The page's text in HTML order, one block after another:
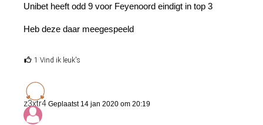
Unibet heeft odd 9 voor Feyenoord eindigt in top 3
Heb deze daar meegespeeld
1 Vind ik leuk's
z3xtr4 Geplaatst 14 jan 2020 om 20:19